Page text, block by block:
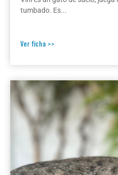
tumbado. Es...
Ver ficha >>